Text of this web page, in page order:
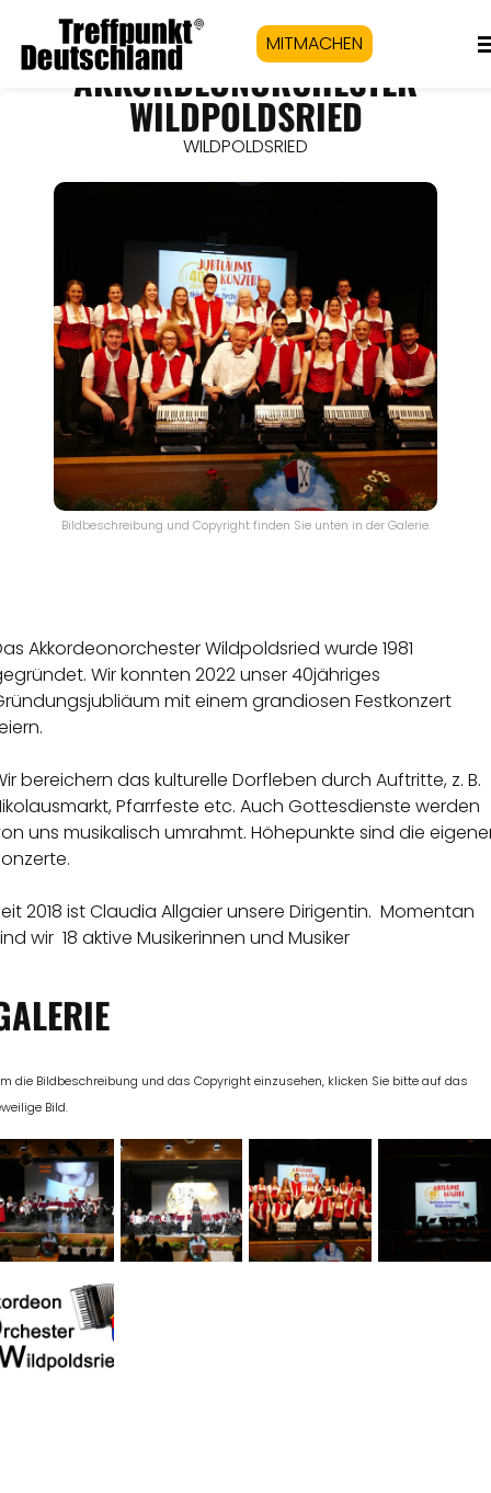
MITMACHEN
AKKORDEONORCHESTER
WILDPOLDSRIED
WILDPOLDSRIED
Bildbeschreibung und Copyright finden Sie unten in der Galerie.
Akkordeonorchester Wildpoldsried wurde 1981
Wir konnten 2022 unser 40jähriges
mit einem grandiosen Festkonzert
bereichern das kulturelle Dorfleben durch Auftritte, z. B.
Pfarrfeste etc. Auch Gottesdienste werden
uns musikalisch umrahmt. Höhepunkte sind die
2018 ist Claudia Allgaier unsere Dirigentin. Momentan
wir 18 aktive Musikerinnen und Musiker
die Bildbeschreibung und das Copyright einzusehen, klicken Sie bitte auf das
Bild.